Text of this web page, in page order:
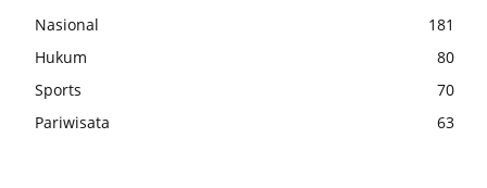
Nasional
181
Hukum
80
Sports
70
Pariwisata
63